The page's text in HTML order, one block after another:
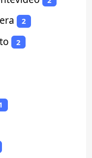
2
2